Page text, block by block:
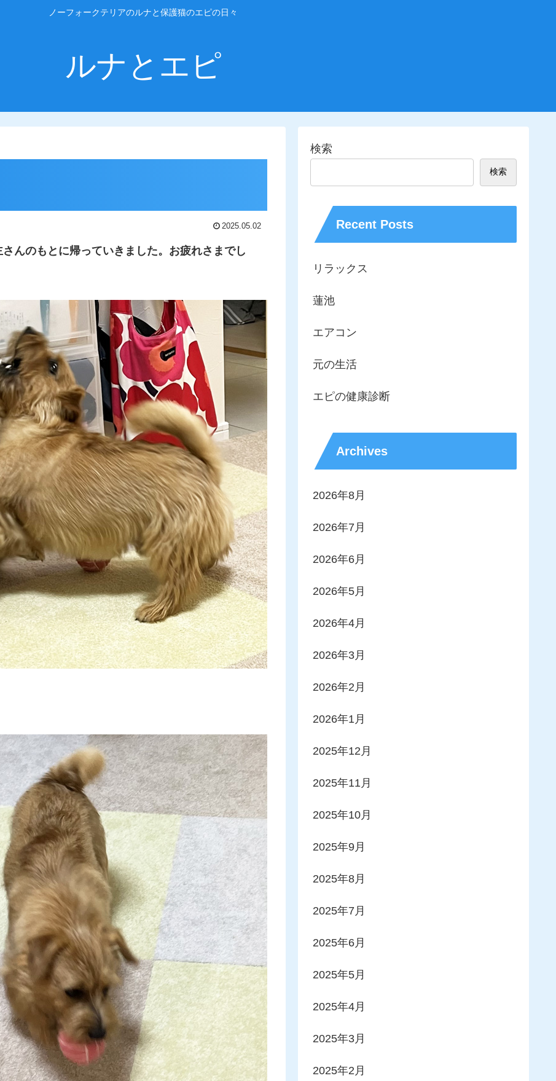
ノーフォークテリアのルナと保護猫のエピの日々
ルナとエピ
2025.05.02
んのもとに帰っていきました。 お疲れさまでし
検索
検索
Recent Posts
リラックス
蓮池
エアコン
元の生活
エピの健康診断
Archives
2026年8月
2026年7月
2026年6月
2026年5月
2026年4月
2026年3月
2026年2月
2026年1月
2025年12月
2025年11月
2025年10月
2025年9月
2025年8月
2025年7月
2025年6月
2025年5月
2025年4月
2025年3月
2025年2月